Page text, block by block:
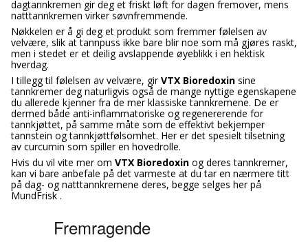
dagtannkremen gir deg et friskt løft for dagen fremover, mens
natttannkremen virker søvnfremmende.
Nøkkelen er å gi deg et produkt som fremmer følelsen av
velvære, slik at tannpuss ikke bare blir noe som må gjøres raskt,
men i stedet er et deilig avslappende øyeblikk i en hektisk
hverdag.
I tillegg til følelsen av velvære, girVTX Bioredoxin sine
tannkremer deg naturligvis også de mange nyttige egenskapene
du allerede kjenner fra de mer klassiske tannkremene. De er
dermed både anti-inflammatoriske og regenererende for
tannkjøttet, på samme måte som de effektivt bekjemper
tannstein og tannkjøttfølsomhet. Her er det spesielt tilsetning
av curcumin som spiller en hovedrolle.
Hvis du vil vite mer om VTX Bioredoxin og deres tannkremer,
kan vi bare anbefale på det varmeste at du tar en nærmere titt
på dag- og natttannkremene deres, begge selges her på
MundFrisk .